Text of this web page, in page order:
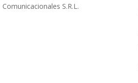
Comunicacionales S.R.L.